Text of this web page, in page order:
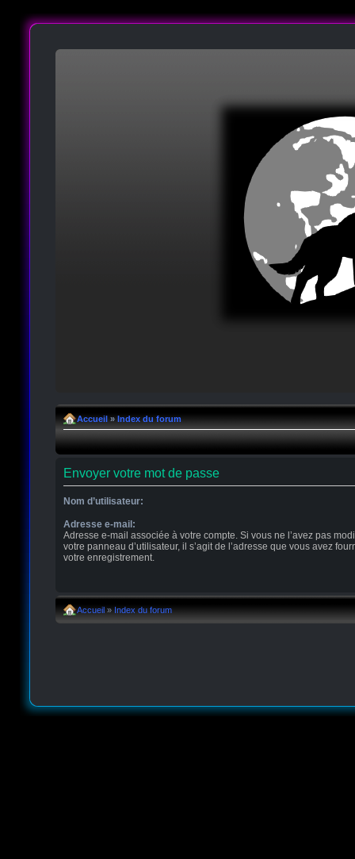
Accueil » Index du forum
Envoyer votre mot de passe
Nom d’utilisateur:
Adresse e-mail:
Adresse e-mail associée à votre compte. Si vous ne l’avez pas
votre panneau d’utilisateur, il s’agit de l’adresse que vous avez
votre enregistrement.
Accueil » Index du forum